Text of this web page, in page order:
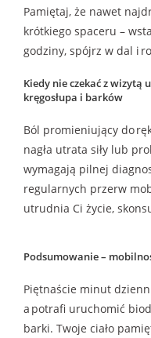
Pamiętaj, że nawet
krótkiego spaceru –
godziny, spójrz w dal i
Kiedy nie czekać z wizytą
kręgosłupa i barków
Ból promieniujący do
nagła utrata siły lub
wymagają pilnej
regularnych przerw
utrudnia Ci życie,
Podsumowanie –
Piętnaście minut
a potrafi uruchomić
barki. Twoje ciało